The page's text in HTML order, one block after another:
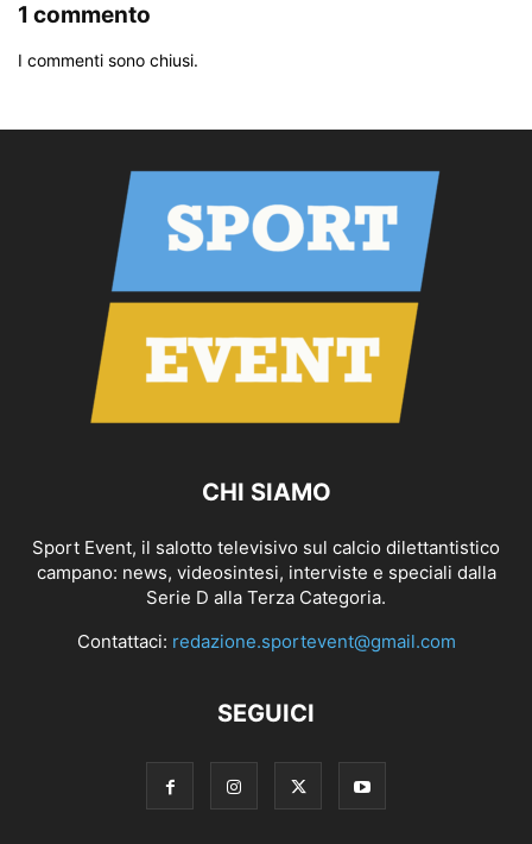
1 commento
I commenti sono chiusi.
CHI SIAMO
Sport Event, il salotto televisivo sul calcio dilettantistico
campano: news, videosintesi, interviste e speciali dalla
Serie D alla Terza Categoria.
Contattaci: redazione.sportevent@gmail.com
SEGUICI